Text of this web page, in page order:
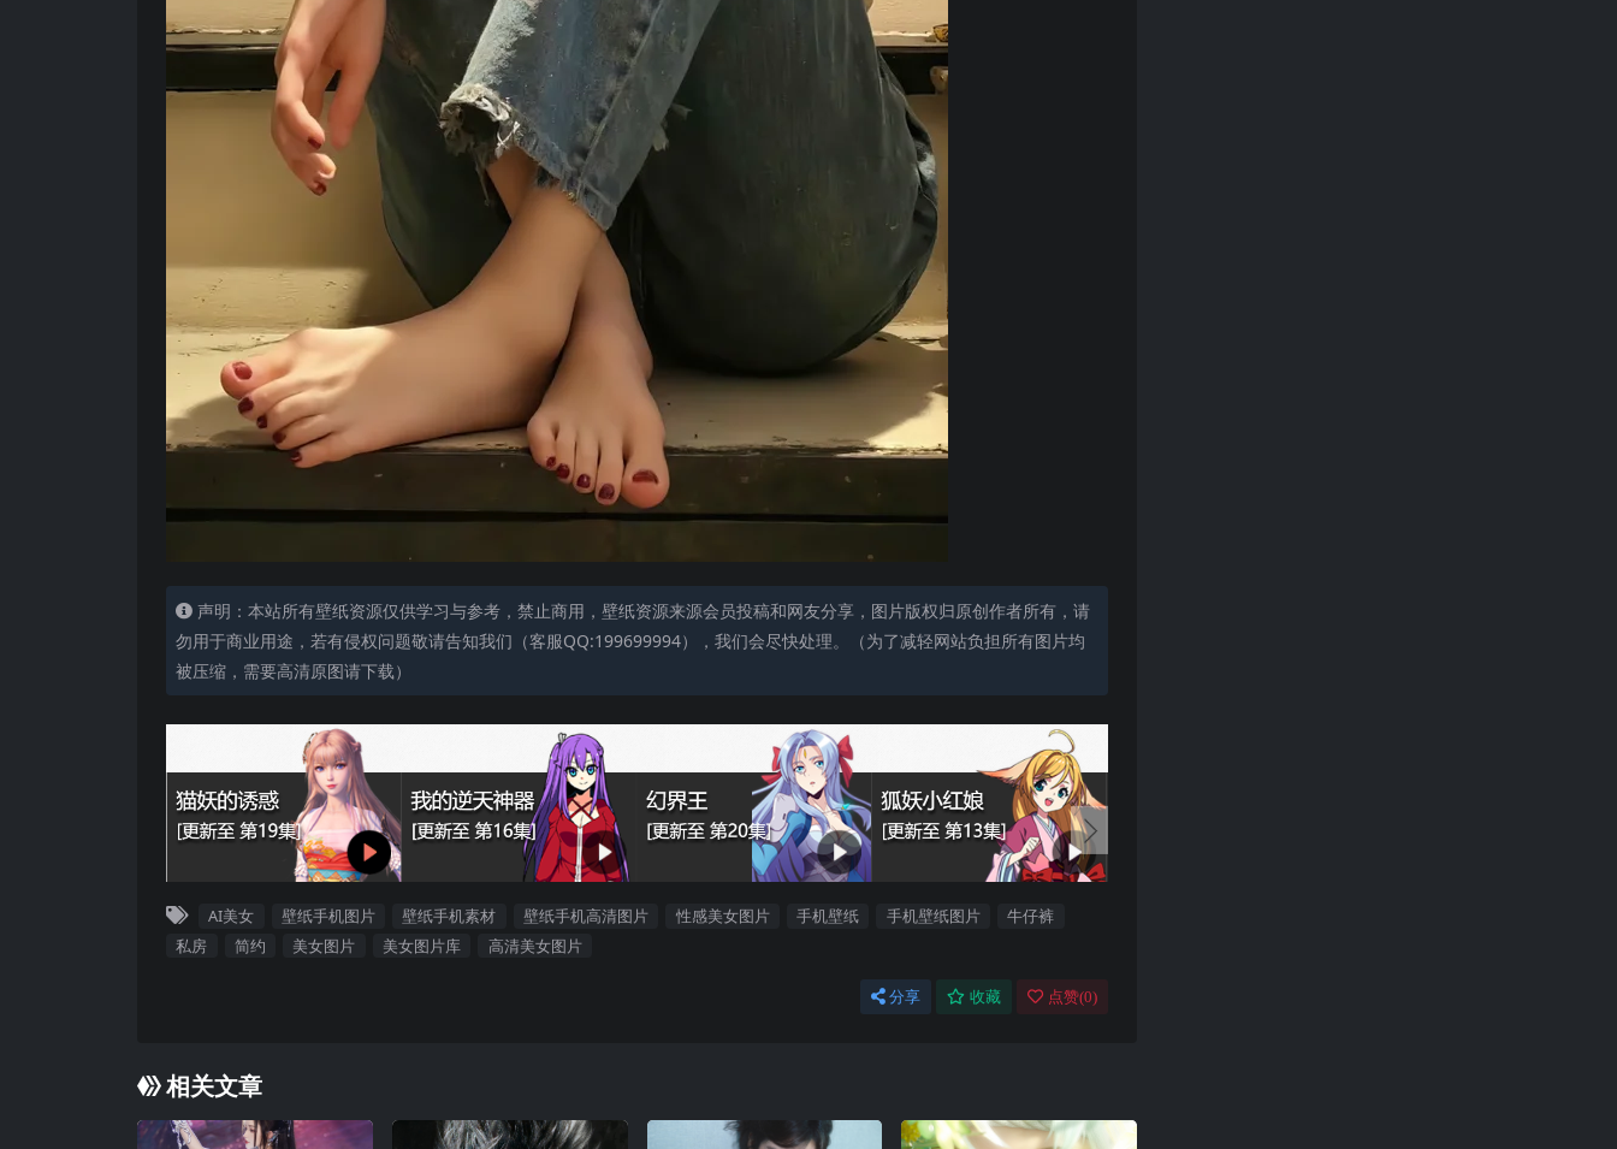
声明：本站所有壁纸资源仅供学习与参考，禁止商用，壁纸资源来源会员投稿和网友分享，图片版权归原创作者所有，请
勿用于商业用途，若有侵权问题敬请告知我们（客服QQ:199699994），我们会尽快处理。（为了减轻网站负担所有图片均
被压缩，需要高清原图请下载）
AI美女 壁纸手机图片 壁纸手机素材 壁纸手机高清图片 性感美女图片 手机壁纸 手机壁纸图片
牛仔裤
私房
简约 美女图片 美女图片库 高清美女图片
分享 收藏 点赞(0)
相关文章